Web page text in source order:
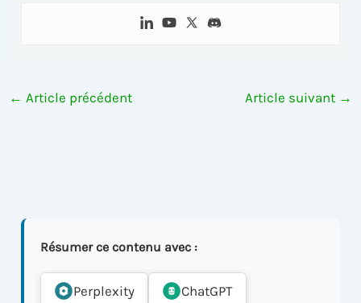
← Article précédent Article suivant →
Résumer ce contenu avec :
Perplexity ChatGPT